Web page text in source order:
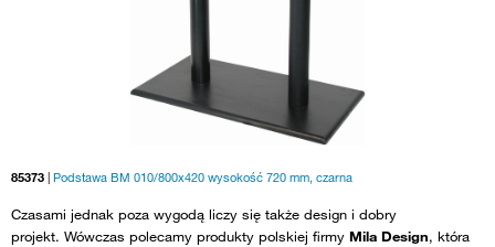
85373 | Podstawa BM 010/800x420 wysokość 720 mm, czarna
Czasami jednak poza wygodą liczy się także design i dobry
projekt. Wówczas polecamy produkty polskiej firmy Mila Design, która